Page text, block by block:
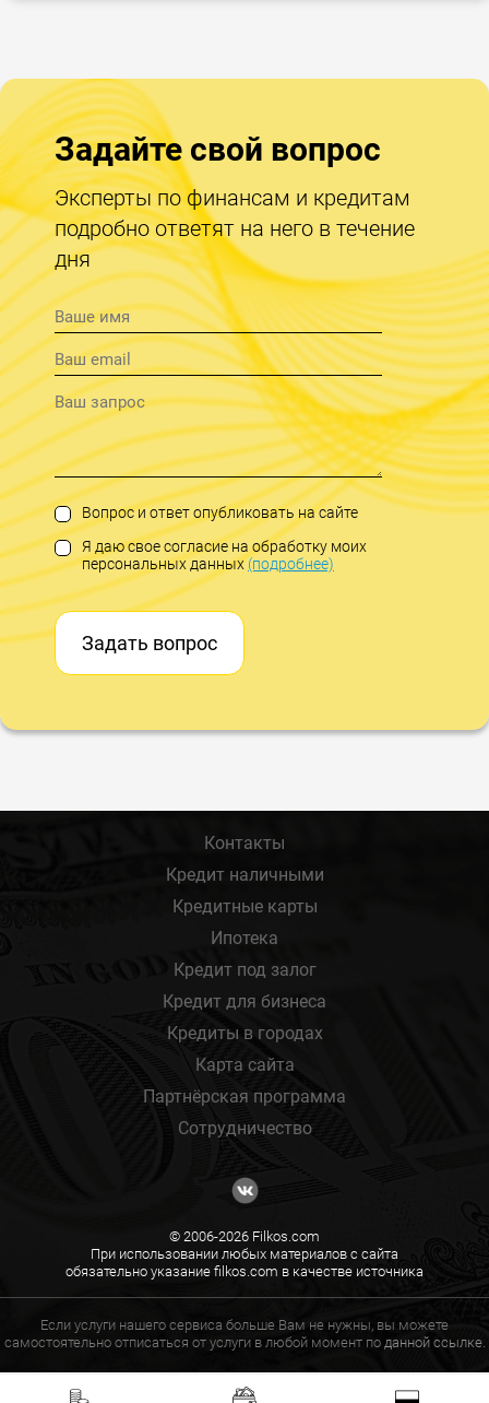
Задайте свой вопрос
Эксперты по финансам и кредитам
подробно ответят на него в течение
дня
Вопрос и ответ опубликовать на сайте
Я даю свое согласие на обработку моих
персональных данных(подробнее)
Задать вопрос
Контакты
Кредит наличными
Кредитные карты
Ипотека
Кредит под залог
Кредит для бизнеса
Кредиты в городах
Карта сайта
Партнёрская программа
Сотрудничество
© 2006-2026 Filkos.com
При использовании любых материалов с сайта
обязательно указание filkos.com в качестве источника
Если услуги нашего сервиса больше Вам не нужны, вы можете
самостоятельно отписаться от услуги в любой момент по данной ссылке.